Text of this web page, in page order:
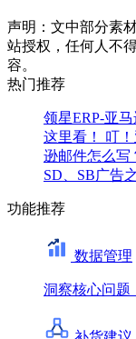
声明：文中部分素
站授权，任何人不
容。
热门推荐
领星ERP-亚
这里看！ 叮
逊邮件怎么写
SD、SB广告
功能推荐
数据管理
洞察核心问题